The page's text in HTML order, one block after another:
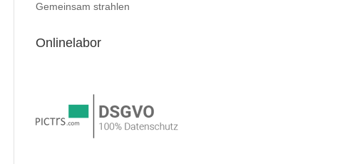
Gemeinsam strahlen
Onlinelabor